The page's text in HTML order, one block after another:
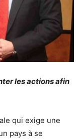
les actions afin
qui exige une
pays à se